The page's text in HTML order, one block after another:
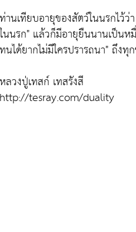
ท่านเทียบอายุของสัตว์ในนรกไว้ว่า
ในนรก" แล้วก็มีอายุยืนนานเป็นห
ทนได้ยากไม่มีใครปรารถนา"ถึงทุ
หลวงปู่เทสก์ เทสรังสี
http://tesray.com/duality